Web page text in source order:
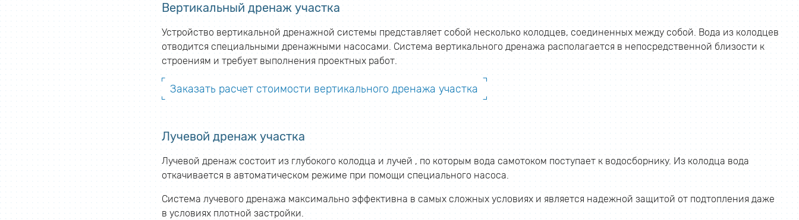
Вертикальный дренаж участка
Устройство вертикальной дренажной системы представляет собой несколько колодцев, соединенных между собой. Вода из колодцев
отводится специальными дренажными насосами. Система вертикального дренажа располагается в непосредственной близости к
строениям и требует выполнения проектных работ.
Заказать расчет стоимости вертикального дренажа участка
Лучевой дренаж участка
Лучевой дренаж состоит из глубокого колодца и лучей , по которым вода самотоком поступает к водосборнику. Из колодца вода
откачивается в автоматическом режиме при помощи специального насоса.
Система лучевого дренажа максимально эффективна в самых сложных условиях и является надежной защитой от подтопления даже
в условиях плотной застройки.